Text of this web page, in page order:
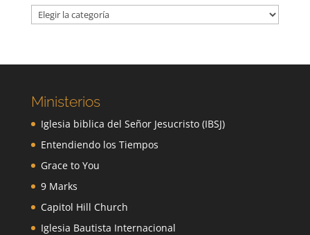
Categorías
Ministerios
Iglesia biblica del Señor Jesucristo (IBSJ)
Entendiendo los Tiempos
Grace to You
9 Marks
Capitol Hill Church
Iglesia Bautista Internacional